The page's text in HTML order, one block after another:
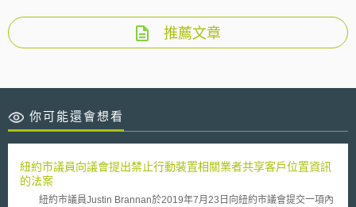
推薦文章
你可能還會想看
紐約市議員向議會提出禁止行動裝置相關業者共享客戶位置資訊
的法案
紐約市議員Justin Brannan於2019年7月23日向紐約市議會提交一項內